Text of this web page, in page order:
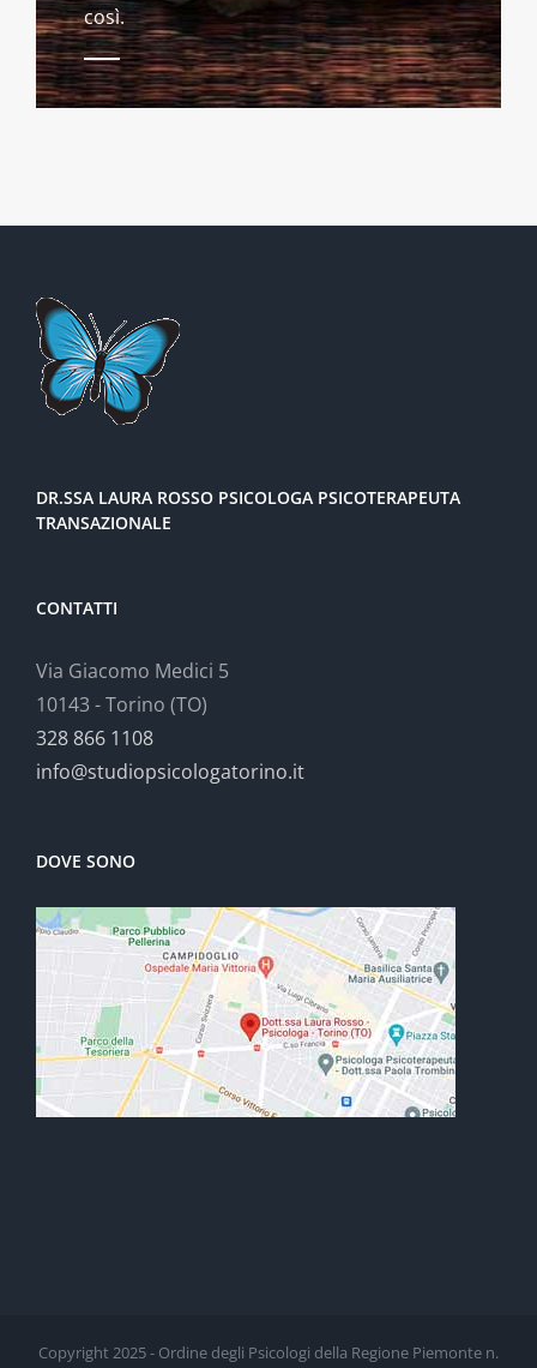
così.
DR.SSA LAURA ROSSO PSICOLOGA PSICOTERAPEUTA
TRANSAZIONALE
CONTATTI
Via Giacomo Medici 5
10143 - Torino (TO)
328 866 1108
info@studiopsicologatorino.it
DOVE SONO
Copyright 2025 - Ordine degli Psicologi della Regione Piemonte n.